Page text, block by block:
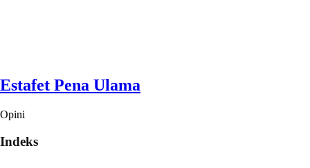
Estafet Pena Ulama
Opini
Indeks